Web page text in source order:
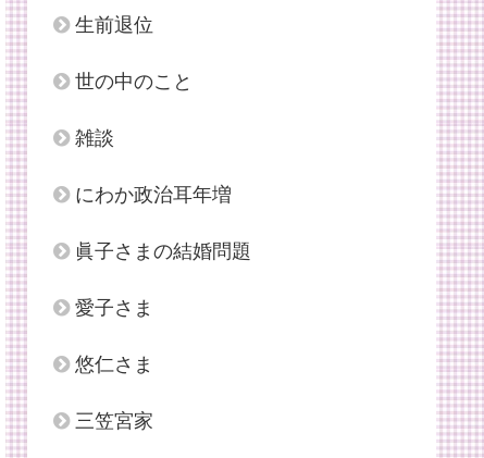
生前退位
世の中のこと
雑談
にわか政治耳年増
眞子さまの結婚問題
愛子さま
悠仁さま
三笠宮家